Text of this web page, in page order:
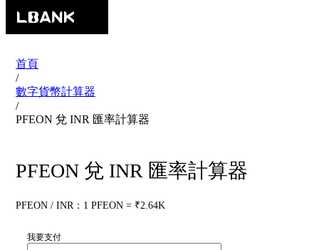
首頁
/
數字貨幣計算器
/
PFEON 兌 INR 匯率計算器
PFEON 兌 INR 匯率計算器
PFEON / INR：1 PFEON = ₹2.64K
我要支付